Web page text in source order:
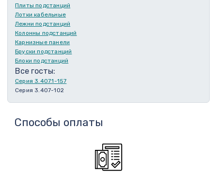
Плиты подстанций
Лотки кабельные
Лежни подстанций
Колонны подстанций
Карнизные панели
Бруски подстанций
Блоки подстанций
Все госты:
Серия 3.407.1-157
Серия 3.407-102
Способы оплаты